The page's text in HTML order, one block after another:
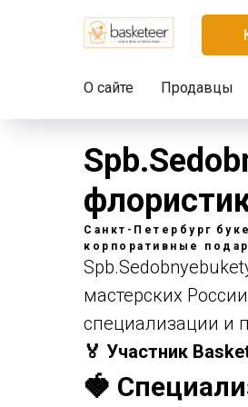
О сайте Продавцы
Санкт-Петербург
корпоративные
мастерских
специализации и
🏅 Участник
🍓